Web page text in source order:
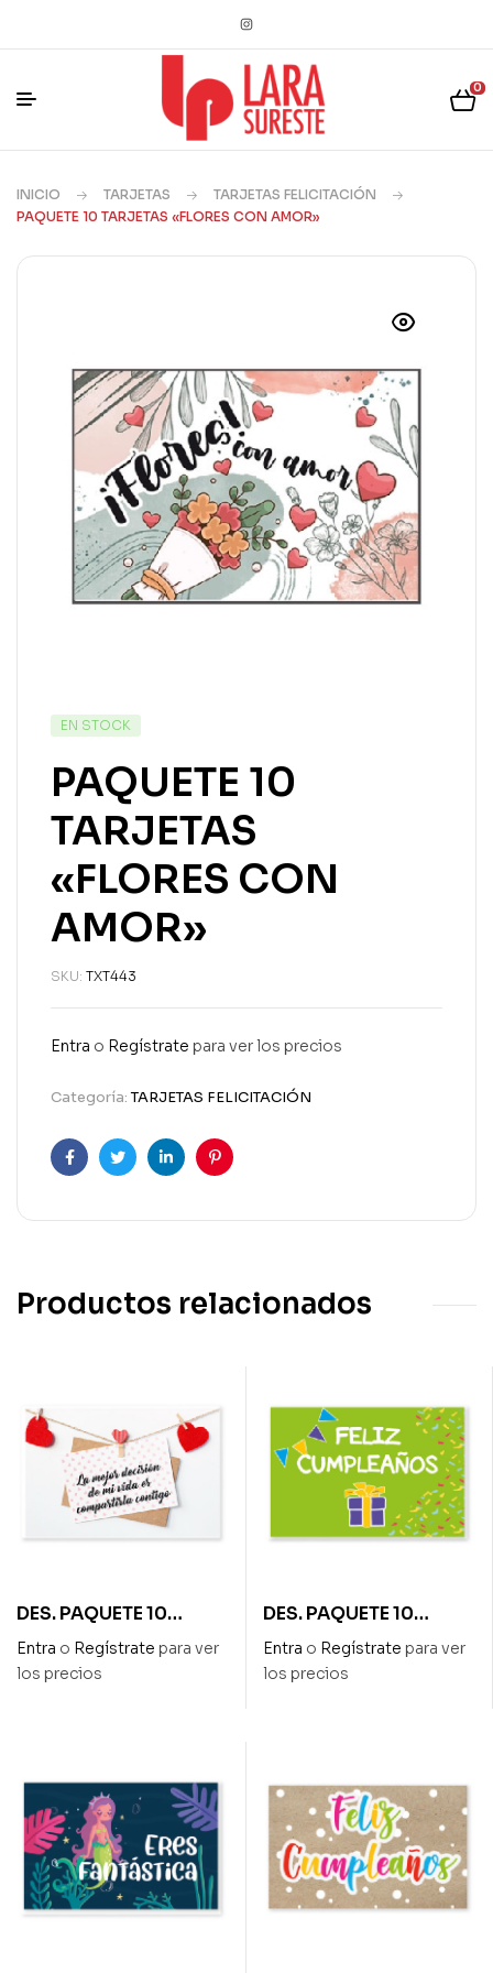
0
INICIO TARJETAS
TARJETAS FELICITACIÓN
PAQUETE 10 TARJETAS «FLORES CON AMOR»
EN STOCK
PAQUETE 10
TARJETAS
«FLORES CON
AMOR»
SKU: TXT443
Entra o Regístrate para ver los precios
Categoría:TARJETAS FELICITACIÓN
FacebookTwitterLinkedinPinterest
Productos relacionados
DES. PAQUETE 10
TARJETAS «LA MEJOR
DECISIÓN DE MI VIDA
Entra o Regístrate para ver
los precios
DES. PAQUETE 10
TARJETAS «FELIZ
CUMPLEAÑOS»
Entra o Regístrate para ver
los precios